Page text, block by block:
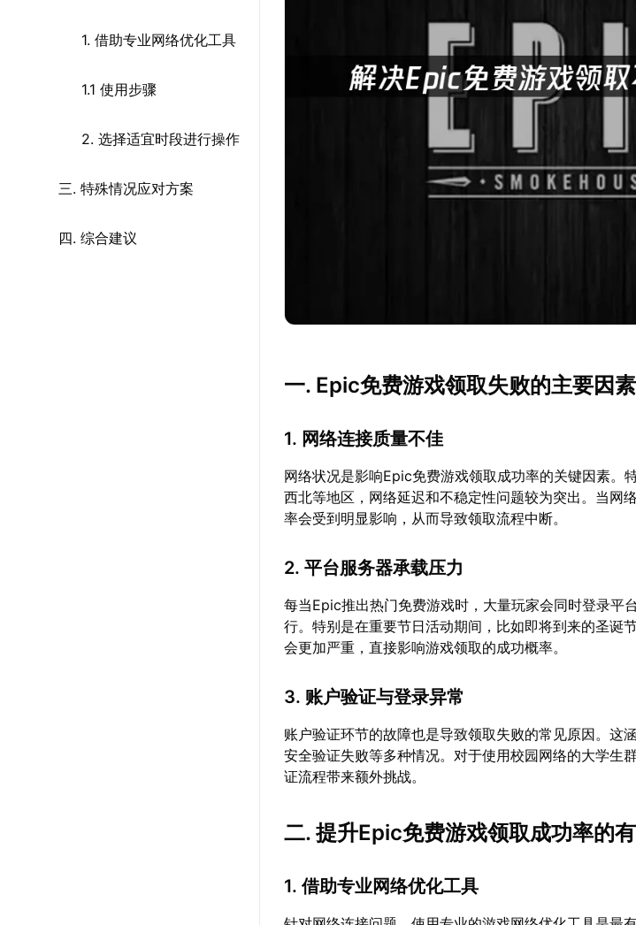
1. 借助专业网络优化工具
1.1 使用步骤
2. 选择适宜时段进行操作
三. 特殊情况应对方案
四. 综合建议
一. Epic免费游戏领取失败的主要因素
1. 网络连接质量不佳
网络状况是影响Epic免费游戏领取成功率的关键因素。
西北等地区，网络延迟和不稳定性问题较为突出。当网
率会受到明显影响，从而导致领取流程中断。
2. 平台服务器承载压力
每当Epic推出热门免费游戏时，大量玩家会同时登录平
行。特别是在重要节日活动期间，比如即将到来的圣诞
会更加严重，直接影响游戏领取的成功概率。
3. 账户验证与登录异常
账户验证环节的故障也是导致领取失败的常见原因。这
安全验证失败等多种情况。对于使用校园网络的大学生
证流程带来额外挑战。
二. 提升Epic免费游戏领取成功率的
1. 借助专业网络优化工具